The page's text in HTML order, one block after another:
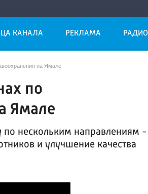
КАНАЛА РЕКЛАМА РАДИО
на Ямале
по
Ямале
по нескольким направлениям -
и улучшение качества